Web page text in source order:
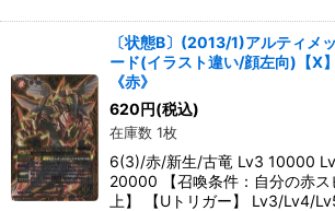
〔状態B〕(2013/1)アルティメ
ード(イラスト違い/顔左向)【X
《赤》
620 円(税込)
在庫数 1枚
6(3)/赤/新生/古竜 Lv3 10000
20000 【召喚条件：自分の赤ス
上】 【Uトリガー】 Lv3/Lv4/